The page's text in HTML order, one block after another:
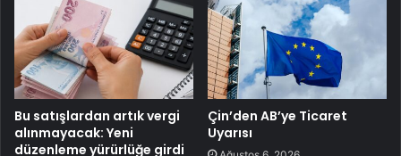
Bu satışlardan artık vergi
alınmayacak: Yeni
düzenleme yürürlüğe girdi
Çin’den AB’ye Ticaret
Uyarısı